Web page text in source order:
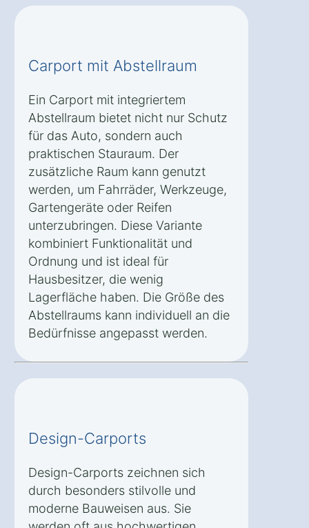
Carport mit Abstellraum
Ein Carport mit integriertem
Abstellraum bietet nicht nur Schutz
für das Auto, sondern auch
praktischen Stauraum. Der
zusätzliche Raum kann genutzt
werden, um Fahrräder, Werkzeuge,
Gartengeräte oder Reifen
unterzubringen. Diese Variante
kombiniert Funktionalität und
Ordnung und ist ideal für
Hausbesitzer, die wenig
Lagerfläche haben. Die Größe des
Abstellraums kann individuell an die
Bedürfnisse angepasst werden.
Design-Carports
Design-Carports zeichnen sich
durch besonders stilvolle und
moderne Bauweisen aus. Sie